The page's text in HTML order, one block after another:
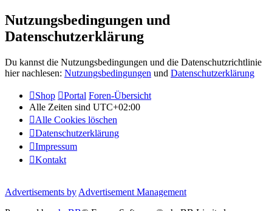
Nutzungsbedingungen und
Datenschutzerklärung
Du kannst die Nutzungsbedingungen und die Datenschutzrichtlinie
hier nachlesen: Nutzungsbedingungen und Datenschutzerklärung
Shop Portal Foren-Übersicht
Alle Zeiten sind UTC+02:00
Alle Cookies löschen
Datenschutzerklärung
Impressum
Kontakt
Advertisements by Advertisement Management